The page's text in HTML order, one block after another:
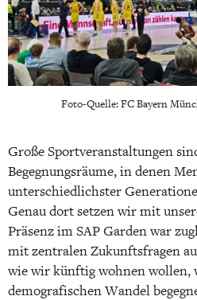
Foto-Quelle: FC Bayern
Große Sportveranstaltungen
Begegnungsräume, in denen
unterschiedlichster
Genau dort setzen wir mit
Präsenz im SAP Garden war
mit zentralen Zukunftsfragen
wie wir künftig wohnen wollen,
demografischen Wandel